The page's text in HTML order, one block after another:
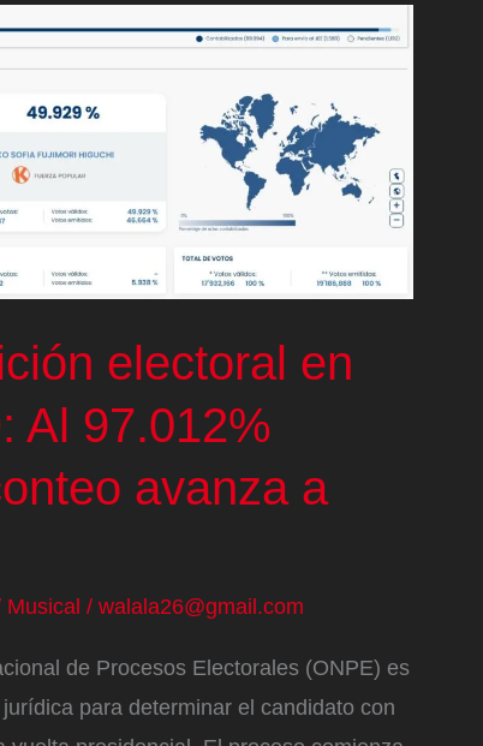
electoral en
Al 97.012%
avanza a
Musical / walala26@gmail.com
de Procesos Electorales (ONPE) es
para determinar el candidato con